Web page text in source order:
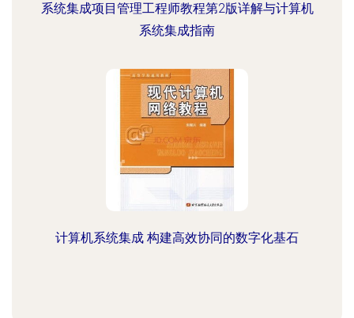
系统集成项目管理工程师教程第2版详解与计算机
系统集成指南
计算机系统集成 构建高效协同的数字化基石